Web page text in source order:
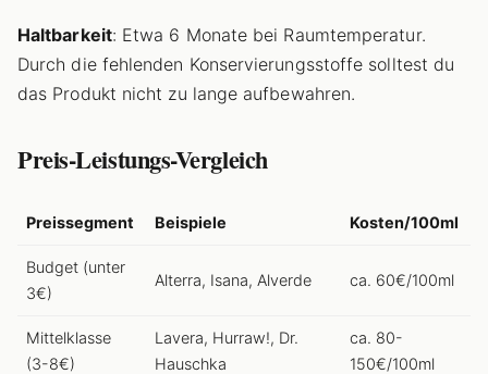
Haltbarkeit: Etwa 6 Monate bei Raumtemperatur.
Durch die fehlenden Konservierungsstoffe solltest du
das Produkt nicht zu lange aufbewahren.
Preis-Leistungs-Vergleich
Preissegment Beispiele Kosten/100ml
Budget (unter
3€)
Alterra, Isana, Alverde ca. 60€/100ml
Mittelklasse
(3-8€)
Lavera, Hurraw!, Dr.
Hauschka
ca. 80-
150€/100ml